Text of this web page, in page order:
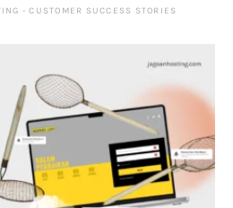
- CUSTOMER SUCCESS STORIES